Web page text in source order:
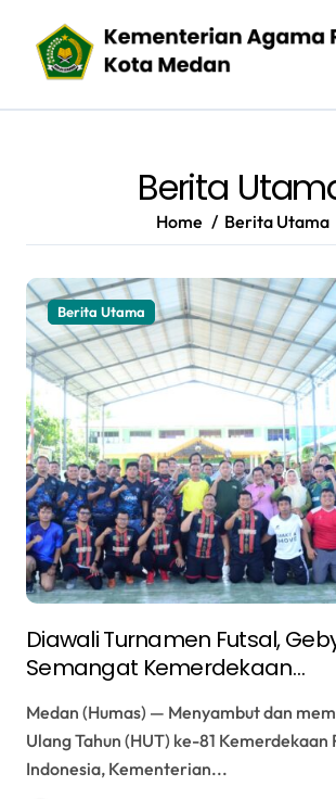
content
Berita
Home Berita Utama
Berita Utama
Diawali Turnamen Futsal,
Semangat Kemerdekaan
Kebersamaan Sambut HUT
81 RI
Medan (Humas) — Menyambut dan memeriahkan Hari
Ulang Tahun (HUT) ke-81 Kemerdekaan
Indonesia, Kementerian...